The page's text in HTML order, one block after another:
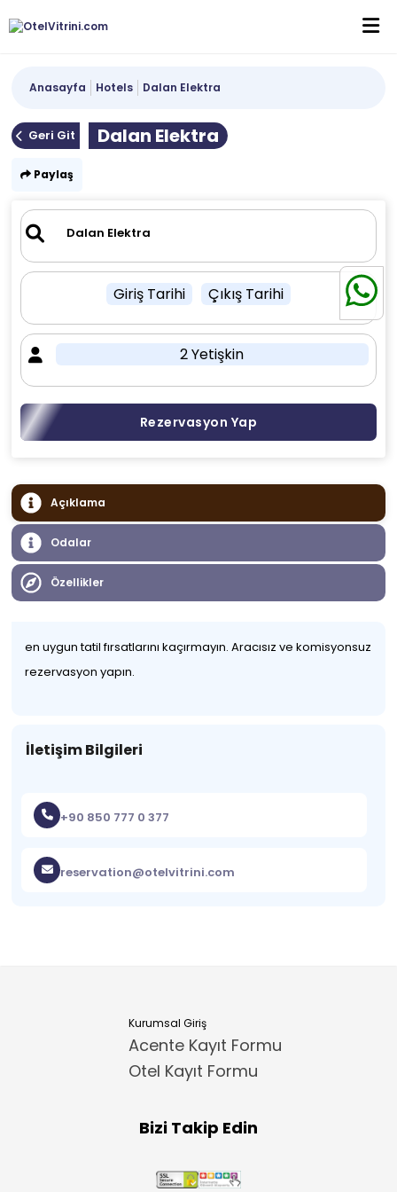
Anasayfa Hotels Dalan Elektra
Geri Git Dalan Elektra
Paylaş
Giriş Tarihi Çıkış Tarihi
2 Yetişkin
Rezervasyon Yap
Açıklama
Odalar
Özellikler
en uygun tatil fırsatlarını kaçırmayın. Aracısız ve komisyonsuz
rezervasyon yapın.
İletişim Bilgileri
+90 850 777 0 377
reservation@otelvitrini.com
Kurumsal Giriş
Acente Kayıt Formu
Otel Kayıt Formu
Bizi Takip Edin